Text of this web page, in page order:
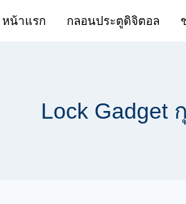
หน้าแรก กลอนประตูดิจิตอล
Lock Gadget